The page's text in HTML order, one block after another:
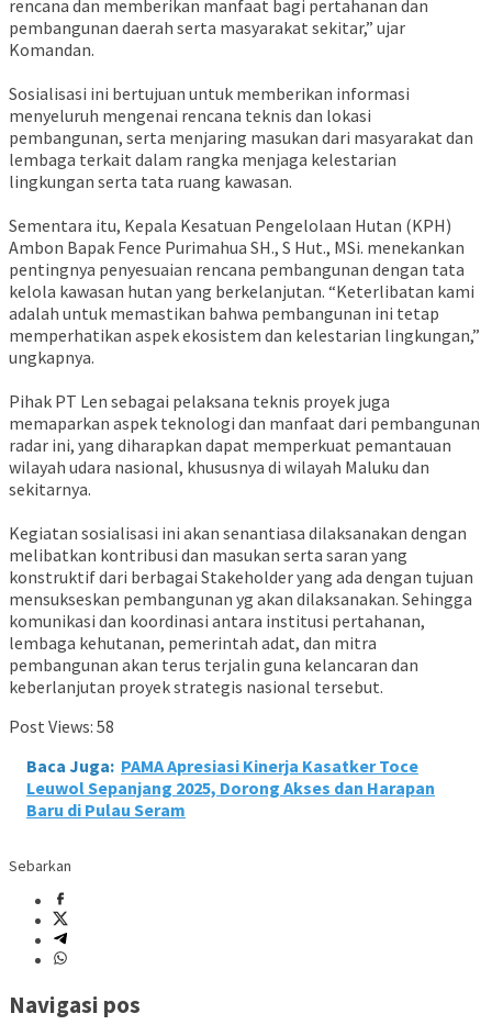
rencana dan memberikan manfaat bagi pertahanan dan
pembangunan daerah serta masyarakat sekitar,” ujar
Komandan.
Sosialisasi ini bertujuan untuk memberikan informasi
menyeluruh mengenai rencana teknis dan lokasi
pembangunan, serta menjaring masukan dari masyarakat dan
lembaga terkait dalam rangka menjaga kelestarian
lingkungan serta tata ruang kawasan.
Sementara itu, Kepala Kesatuan Pengelolaan Hutan (KPH)
Ambon Bapak Fence Purimahua SH., S Hut., MSi. menekankan
pentingnya penyesuaian rencana pembangunan dengan tata
kelola kawasan hutan yang berkelanjutan. “Keterlibatan kami
adalah untuk memastikan bahwa pembangunan ini tetap
memperhatikan aspek ekosistem dan kelestarian lingkungan,”
ungkapnya.
Pihak PT Len sebagai pelaksana teknis proyek juga
memaparkan aspek teknologi dan manfaat dari pembangunan
radar ini, yang diharapkan dapat memperkuat pemantauan
wilayah udara nasional, khususnya di wilayah Maluku dan
sekitarnya.
Kegiatan sosialisasi ini akan senantiasa dilaksanakan dengan
melibatkan kontribusi dan masukan serta saran yang
konstruktif dari berbagai Stakeholder yang ada dengan tujuan
mensukseskan pembangunan yg akan dilaksanakan. Sehingga
komunikasi dan koordinasi antara institusi pertahanan,
lembaga kehutanan, pemerintah adat, dan mitra
pembangunan akan terus terjalin guna kelancaran dan
keberlanjutan proyek strategis nasional tersebut.
Post Views: 58
Baca Juga: PAMA Apresiasi Kinerja Kasatker Toce
Leuwol Sepanjang 2025, Dorong Akses dan Harapan
Baru di Pulau Seram
Sebarkan
Navigasi pos